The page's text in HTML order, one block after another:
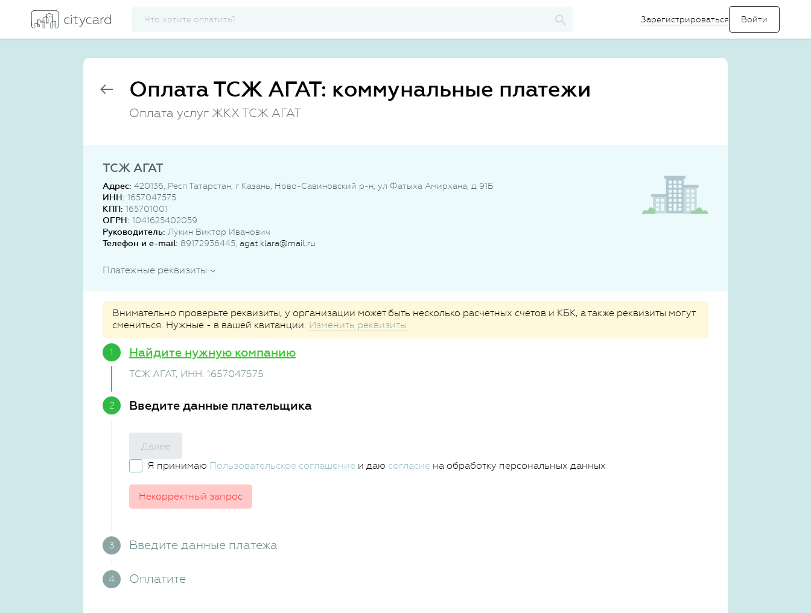
Зарегистрироваться
Оплата ТСЖ АГАТ: коммунальные платежи
Оплата услуг ЖКХ ТСЖ АГАТ
ТСЖ АГАТ
Адрес: 420136, Респ Татарстан, г Казань, Ново-Савиновский р-н, ул Фатыха Амирхана, д 91Б
ИНН: 1657047575
КПП: 165701001
ОГРН: 1041625402059
Руководитель: Лукин Виктор Иванович
Телефон и e-mail: 89172936445, agat.klara@mail.ru
Платежные реквизиты
Внимательно проверьте реквизиты, у организации может быть несколько расчетных счетов и КБК, а также реквизиты могут
смениться. Нужные - в вашей квитанции. Изменить реквизиты
Найдите нужную компанию
ТСЖ АГАТ, ИНН: 1657047575
Введите данные плательщика
Далее
Я принимаю Пользовательское соглашение и даю согласие на обработку персональных данных
Некорректный запрос
Введите данные платежа
Оплатите